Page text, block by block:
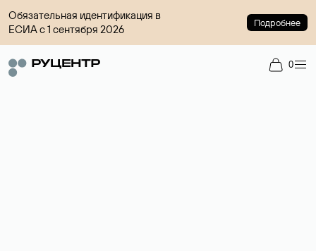
Обязательная идентификация в
ЕСИА с 1 сентября 2026
Подробнее
0